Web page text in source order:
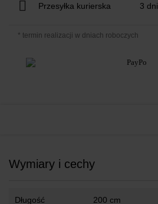
Przesyłka kurierska 3 dni
* termin realizacji w dniach roboczych
Wymiary i cechy
Długość 200 cm